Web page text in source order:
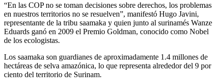
“En las COP no se toman decisiones sobre derechos, los problemas
en nuestros territorios no se resuelven”, manifestó Hugo Javini,
representante de la tribu saamaka y quien junto al surinamés Wanze
Eduards ganó en 2009 el Premio Goldman, conocido como Nobel
de los ecologistas.
Los saamaka son guardianes de aproximadamente 1.4 millones de
hectáreas de selva amazónica, lo que representa alrededor del 9 por
ciento del territorio de Surinam.